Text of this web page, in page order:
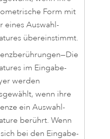
Form mit
eines Auswahl-
übereinstimmt.
—Die
im Eingabe-
werden
wenn ihre
ein Auswahl-
berührt. Wenn
bei den Eingabe-